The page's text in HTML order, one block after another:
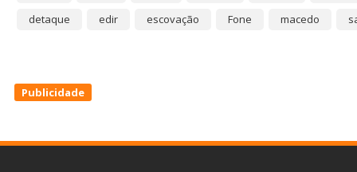
detaque
edir escovação Fone macedo
Publicidade